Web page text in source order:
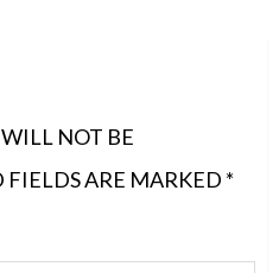
NOT BE
FIELDS ARE MARKED *